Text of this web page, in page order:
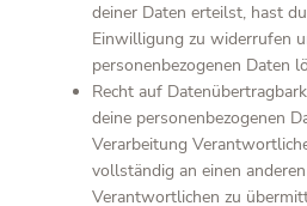
deiner Daten erteilst, hast
Einwilligung zu widerrufen
personenbezogenen Daten
Recht auf
deine personenbezogenen
Verarbeitung
vollständig an einen
Verantwortlichen zu